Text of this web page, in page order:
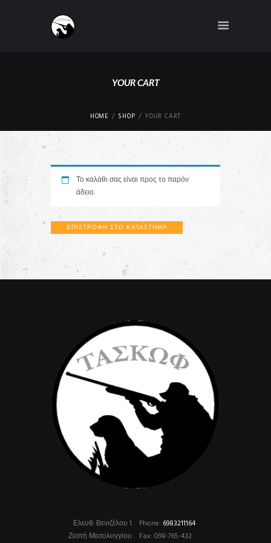
YOUR CART
HOME SHOP YOUR CART
Το καλάθι σας είναι προς το παρόν
άδειο.
ΕΠΙΣΤΡΟΦΉ ΣΤΟ ΚΑΤΆΣΤΗΜΑ
Phone: 6983211164
Fax: 098-765-432
Ελευθ. Βενιζέλου 1
Ζεστή Μεσολογγίου